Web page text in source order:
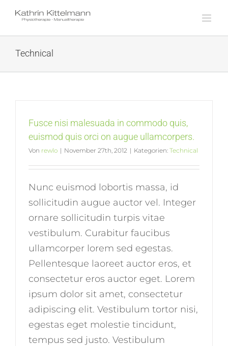
content
Technical
Fusce nisi malesuada in commodo quis,
euismod quis orci on augue ullamcorpers.
Von rewlo | November 27th, 2012 | Kategorien: Technical
Nunc euismod lobortis massa, id
sollicitudin augue auctor vel. Integer
ornare sollicitudin turpis vitae
vestibulum. Curabitur faucibus
ullamcorper lorem sed egestas.
Pellentesque laoreet auctor eros, et
consectetur eros auctor eget. Lorem
ipsum dolor sit amet, consectetur
adipiscing elit. Vestibulum tortor nisi,
egestas eget molestie tincidunt,
tempus sed justo. Vestibulum